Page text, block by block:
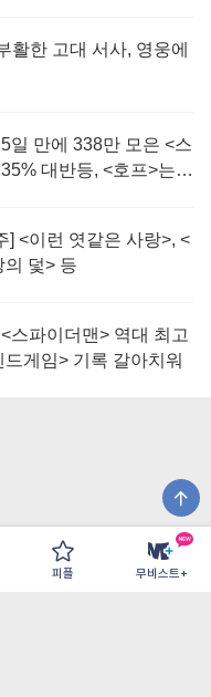
피플 무비스트+
활한 고대 서사, 영웅에
일 만에 338만 모은 <스
대반등, <호프>는
] <이런 엿같은 사랑>, <
덫> 등
스파이더맨> 역대 최고
게임> 기록 갈아치워